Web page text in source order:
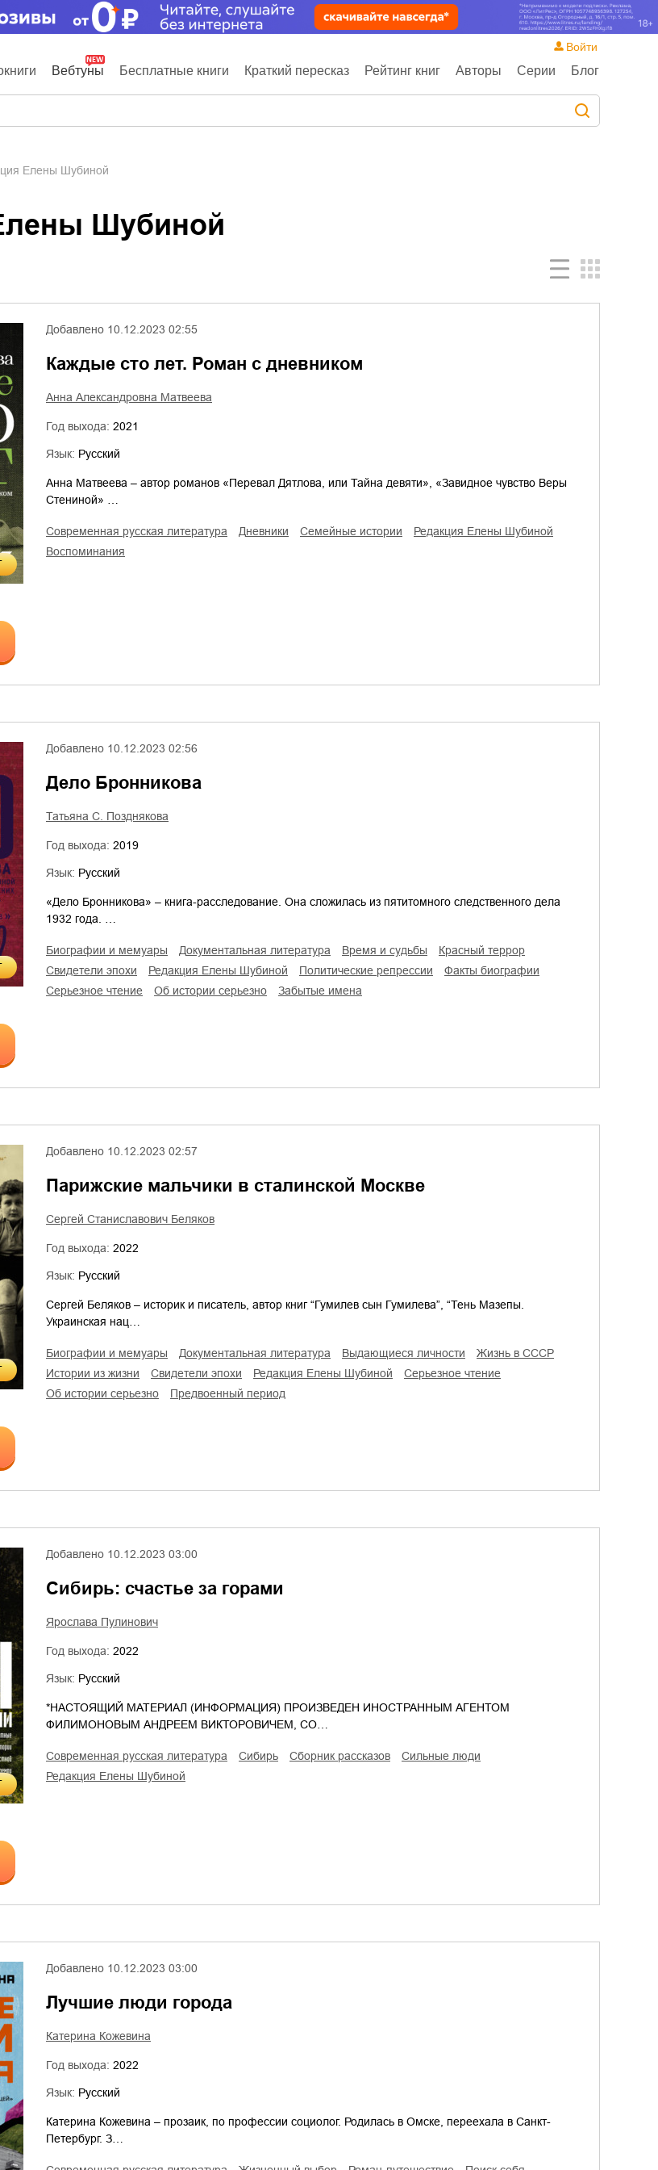
Вебтуны Бесплатные книги Краткий пересказ Рейтинг книг Авторы Серии Блог
Войти
Елены Шубиной
Шубиной
Добавлено 10.12.2023 02:55
Каждые сто лет. Роман с дневником
Анна Александровна Матвеева
Год выхода: 2021
Язык: Русский
Анна Матвеева – автор романов «Перевал Дятлова, или Тайна девяти», «Завидное чувство Веры
Стениной» …
современная русская литература дневники семейные истории
редакция Елены Шубиной
воспоминания
Добавлено 10.12.2023 02:56
Дело Бронникова
Татьяна С. Позднякова
Год выхода: 2019
Язык: Русский
«Дело Бронникова» – книга-расследование. Она сложилась из пятитомного следственного дела
1932 года. …
биографии и мемуары документальная литература время и судьбы
красный террор
свидетели эпохи
редакция Елены Шубиной политические репрессии
факты биографии
серьезное чтение
об истории серьезно забытые имена
Добавлено 10.12.2023 02:57
Парижские мальчики в сталинской Москве
Сергей Станиславович Беляков
Год выхода: 2022
Язык: Русский
Сергей Беляков – историк и писатель, автор книг “Гумилев сын Гумилева”, “Тень Мазепы.
Украинская нац…
биографии и мемуары документальная литература выдающиеся личности
жизнь в СССР
истории из жизни
свидетели эпохи редакция Елены Шубиной
серьезное чтение
об истории серьезно
предвоенный период
Добавлено 10.12.2023 03:00
Сибирь: счастье за горами
Ярослава Пулинович
Год выхода: 2022
Язык: Русский
*НАСТОЯЩИЙ МАТЕРИАЛ (ИНФОРМАЦИЯ) ПРОИЗВЕДЕН ИНОСТРАННЫМ АГЕНТОМ
ФИЛИМОНОВЫМ АНДРЕЕМ ВИКТОРОВИЧЕМ, СО…
современная русская литература Сибирь сборник рассказов
сильные люди
редакция Елены Шубиной
Добавлено 10.12.2023 03:00
Лучшие люди города
Катерина Кожевина
Год выхода: 2022
Язык: Русский
Катерина Кожевина – прозаик, по профессии социолог. Родилась в Омске, переехала в Санкт-
Петербург. З…